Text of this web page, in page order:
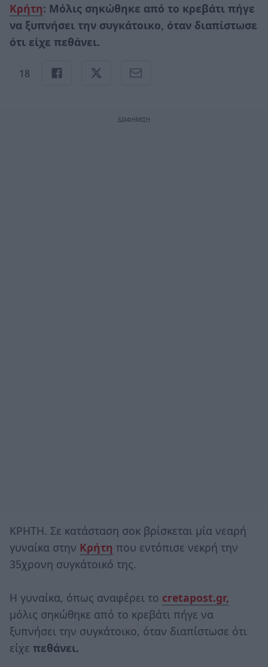
Κρήτη: Μόλις σηκώθηκε από το κρεβάτι πήγε
να ξυπνήσει την συγκάτοικο, όταν διαπίστωσε
ότι είχε πεθάνει.
18
ΚΡΗΤΗ. Σε κατάσταση σοκ βρίσκεται μία νεαρή
γυναίκα στην Κρήτη που εντόπισε νεκρή την
35χρονη συγκάτοικό της.
Η γυναίκα, όπως αναφέρει το cretapost.gr,
μόλις σηκώθηκε από το κρεβάτι πήγε να
ξυπνήσει την συγκάτοικο, όταν διαπίστωσε ότι
είχε πεθάνει.